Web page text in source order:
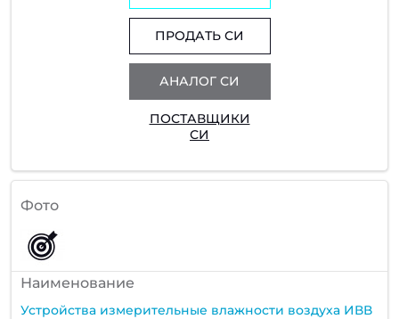
ПРОДАТЬ СИ
АНАЛОГ СИ
ПОСТАВЩИКИ
СИ
Фото
Наименование
Устройства измерительные влажности воздуха ИВВ